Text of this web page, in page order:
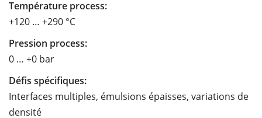
Température process:
+120 … +290 °C
Pression process:
0 … +0 bar
Défis spécifiques:
Interfaces multiples, émulsions épaisses, variations de
densité